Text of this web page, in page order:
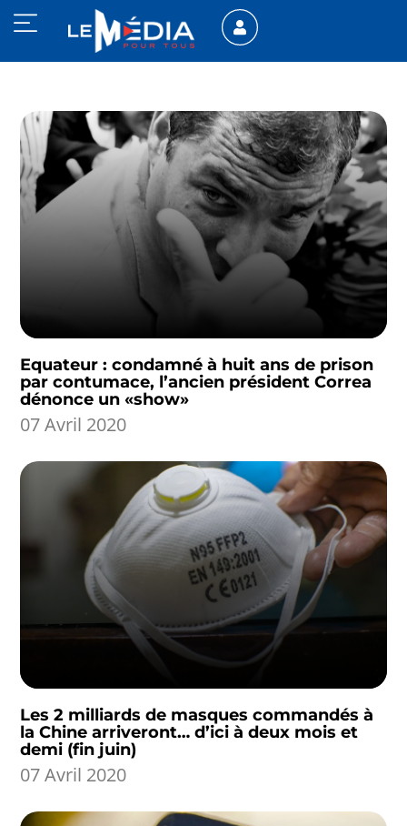
Equateur : condamné à huit ans de prison
par contumace, l’ancien président Correa
dénonce un «show»
07 Avril 2020
Les 2 milliards de masques commandés à
la Chine arriveront… d’ici à deux mois et
demi (fin juin)
07 Avril 2020